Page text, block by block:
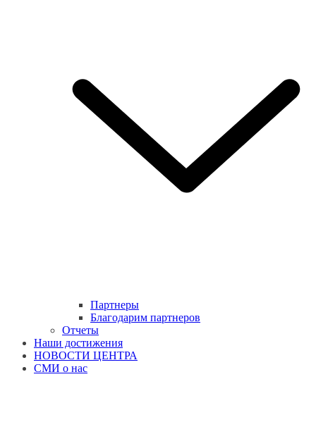
Партнеры
Благодарим партнеров
Отчеты
Наши достижения
НОВОСТИ ЦЕНТРА
СМИ о нас